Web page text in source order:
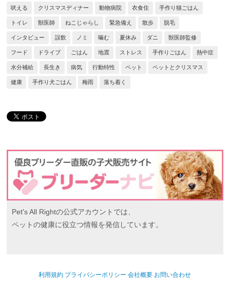
吠える クリスマスディナー 動物病院 衣食住 手作り猫ごはん
トイレ 獣医師 ねこじゃらし 緊急備え 散歩 脱毛
インタビュー 誤飲 ノミ 噛む 夏休み ダニ 獣医師監修
フード ドライブ ごはん 地震 ストレス 手作りごはん 熱中症
水分補給 長生き 病気 行動特性 ペット ペットとクリスマス
健康 手作り犬ごはん 梅雨 落ち着く
Pet's All Rightの公式アカウントでは、
ペットの健康に役立つ情報を発信しています。
利用規約 プライバシーポリシー 会社概要 お問い合わせ